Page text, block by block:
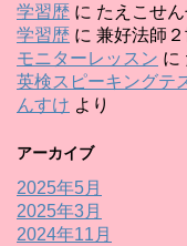
学習歴 に たえこせ
学習歴 に 兼好法師
モニターレッスン に
英検スピーキングテ
んすけ より
アーカイブ
2025年5月
2025年3月
2024年11月